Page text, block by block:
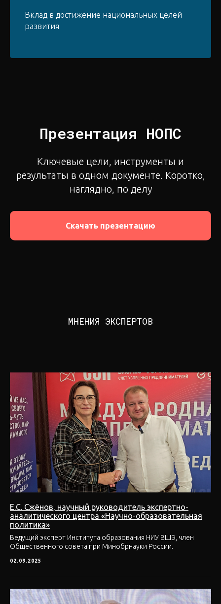
Вклад в достижение национальных целей
развития
Презентация НОПС
Ключевые цели, инструменты и
результаты в одном документе. Коротко,
наглядно, по делу
Скачать презентацию
МНЕНИЯ ЭКСПЕРТОВ
Е.С. Сжёнов, научный руководитель экспертно-
аналитического центра «Научно-образовательная
политика»
Ведущий эксперт Института образования НИУ ВШЭ, член
Общественного совета при Минобрнауки России.
02.09.2025